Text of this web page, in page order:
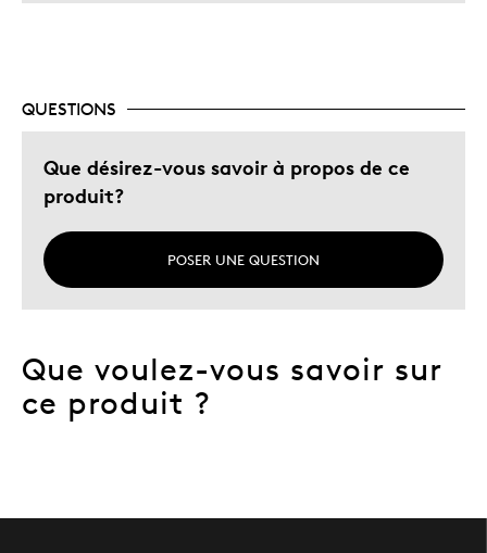
QUESTIONS
Que désirez-vous savoir à propos de ce
produit?
POSER UNE QUESTION
Que voulez-vous savoir sur
ce produit ?